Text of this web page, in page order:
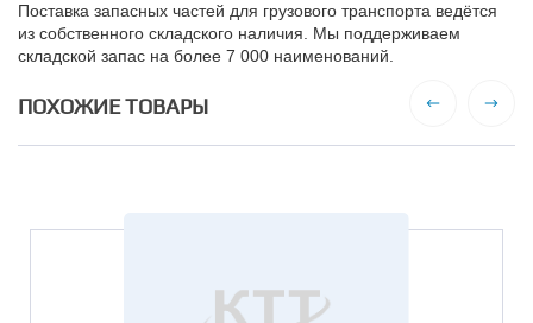
Поставка запасных частей для грузового транспорта ведётся
из собственного складского наличия. Мы поддерживаем
складской запас на более 7 000 наименований.
ПОХОЖИЕ ТОВАРЫ